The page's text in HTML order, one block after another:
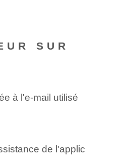
SUR
à l'e-mail utilisé
de l'applic